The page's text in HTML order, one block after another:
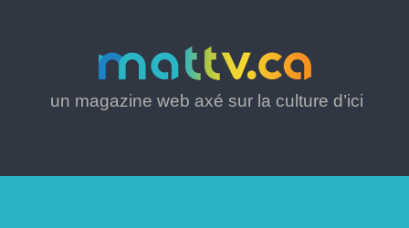
un magazine web axé sur la culture d’ici